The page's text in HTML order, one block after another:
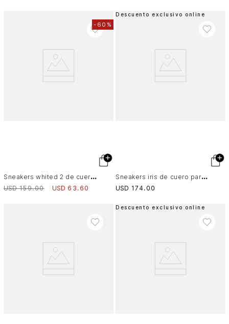
- 60%
S
neakers whited 2 de cuero para hombre cordón encerado
USD 159.00 USD 63 . 60
Descuento exclusivo online
S
neakers iris de cuero para hombre costuras laterales
USD 174. 00
Descuento exclusivo online